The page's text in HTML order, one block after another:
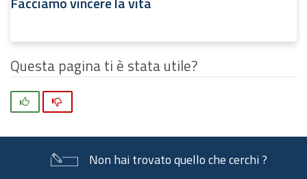
Questa pagina ti è stata utile?
Non hai trovato quello che cerchi ?